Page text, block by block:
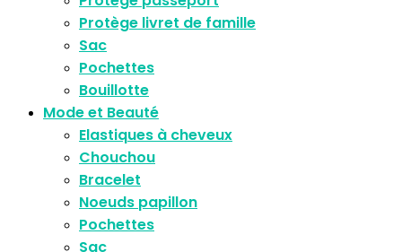
Protège livret de famille
Sac
Pochettes
Bouillotte
Mode et Beauté
Elastiques à cheveux
Chouchou
Bracelet
Noeuds papillon
Pochettes
Sac